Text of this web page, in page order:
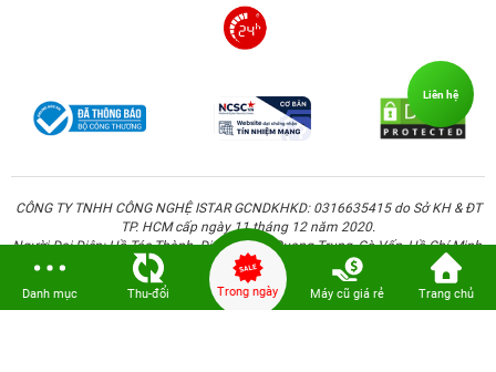
CÔNG TY TNHH CÔNG NGHỆ ISTAR GCNDKHKD: 0316635415 do Sở KH & ĐT
TP. HCM cấp ngày 11 tháng 12 năm 2020.
Người Đại Diện: Hồ Tác Thành. Địa chỉ: 389 Quang Trung, Gò Vấp, Hồ Chí Minh.
Danh mục Thu-đổi Trong ngày Máy cũ giá rẻ Trang chủ
Liên hệ